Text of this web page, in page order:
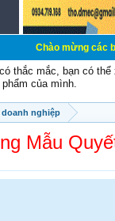
mừng các bạn đến
thắc mắc, bạn có
của mình.
nghiệp
Mẫu